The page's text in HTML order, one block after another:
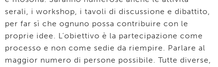
serali, i workshop, i tavoli di discussione e dibattito,
per far sì che ognuno possa contribuire con le
proprie idee. L’obiettivo è la partecipazione come
processo e non come sedie da riempire. Parlare al
maggior numero di persone possibile. Tutte diverse,